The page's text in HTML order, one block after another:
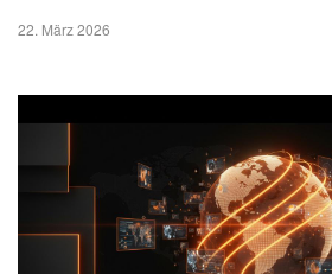
22. März 2026